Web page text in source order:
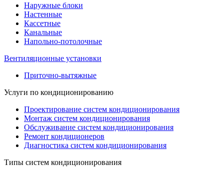
Наружные блоки
Настенные
Кассетные
Канальные
Напольно-потолочные
Вентиляционные установки
Приточно-вытяжные
Услуги по кондиционированию
Проектирование систем кондиционирования
Монтаж систем кондиционирования
Обслуживание систем кондиционирования
Ремонт кондиционеров
Диагностика систем кондиционирования
Типы систем кондиционирования